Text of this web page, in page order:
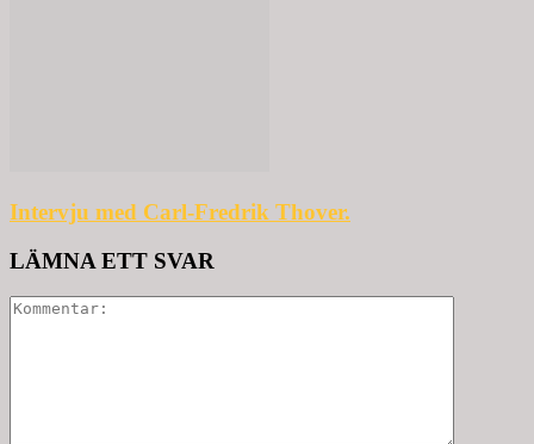
Intervju med Carl-Fredrik Thover.
LÄMNA ETT SVAR